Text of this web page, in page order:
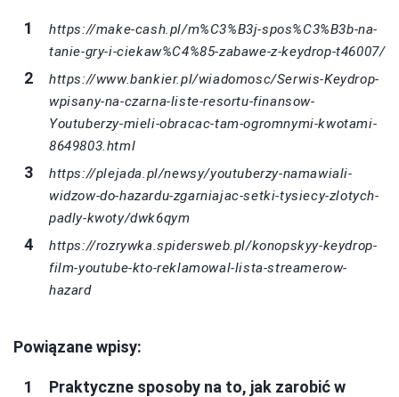
https://make-cash.pl/m%C3%B3j-spos%C3%B3b-na-
tanie-gry-i-ciekaw%C4%85-zabawe-z-keydrop-t46007/
https://www.bankier.pl/wiadomosc/Serwis-Keydrop-
wpisany-na-czarna-liste-resortu-finansow-
Youtuberzy-mieli-obracac-tam-ogromnymi-kwotami-
8649803.html
https://plejada.pl/newsy/youtuberzy-namawiali-
widzow-do-hazardu-zgarniajac-setki-tysiecy-zlotych-
padly-kwoty/dwk6qym
https://rozrywka.spidersweb.pl/konopskyy-keydrop-
film-youtube-kto-reklamowal-lista-streamerow-
hazard
Powiązane wpisy:
Praktyczne sposoby na to, jak zarobić w